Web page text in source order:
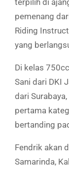
pemenang
Riding
yang
Di kelas
Sani dari DKI
dari
pertama
bertanding
Fendrik akan
Samarinda,